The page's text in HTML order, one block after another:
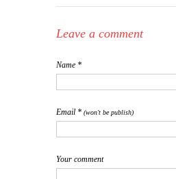
Leave a comment
Name *
Email * (won't be publish)
Your comment